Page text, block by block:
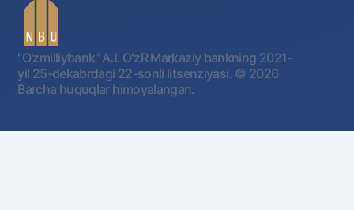
"O'zmilliybank" AJ. OʻzR Markaziy bankning 2021-
yil 25-dekabrdagi 22-sonli litsenziyasi. © 2026
Barcha huquqlar himoyalangan.